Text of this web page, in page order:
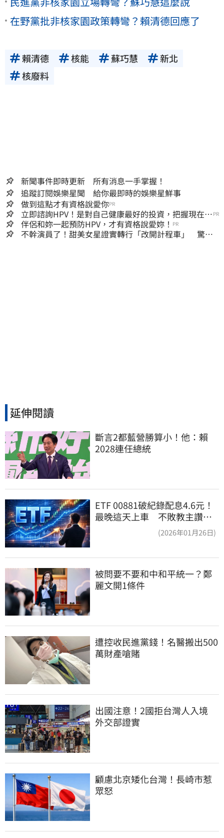
在野黨批非核家園政策轉彎？賴清德回應了
賴清德 核能 蘇巧慧
新北
核廢料
新聞事件即時更新 所有消息一手掌握！
追蹤訂閱娛樂星聞 給你最即時的娛樂星鮮事
做到這點才有資格說愛你PR
立即諮詢HPV！是對自己健康最好的投資，把握現在不
嫌晚！
PR
伴侶和妳一起預防HPV，才有資格說愛妳！ PR
不幹演員了！甜美女星證實轉行「改開計程車」 驚人
延伸閱讀
斷言2都藍營勝算小！他：賴
2028連任總統
ETF 00881破紀錄配息4.6元！
最晚這天上車 不敗教主讚：
(2026年01月26日)
被問要不要和中和平統一？鄭
麗文開1條件
遭控收民進黨錢！名醫搬出500
萬財產嗆賭
出國注意！2國拒台灣人入境
外交部證實
顧慮北京矮化台灣！長崎市惹
眾怒